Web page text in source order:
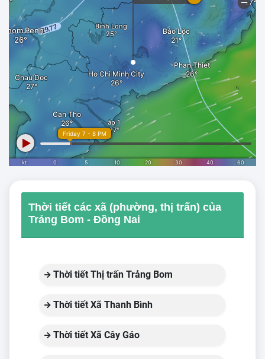
Thời tiết các xã (phường, thị trấn) của
Trảng Bom - Đồng Nai
Thời tiết Thị trấn Trảng Bom
Thời tiết Xã Thanh Bình
Thời tiết Xã Cây Gáo